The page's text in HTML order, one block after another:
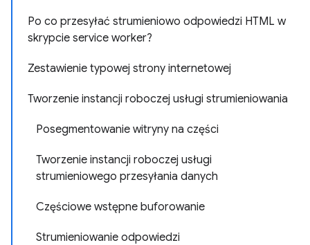
Po co przesyłać strumieniowo odpowiedzi HTML w
skrypcie service worker?
Zestawienie typowej strony internetowej
Tworzenie instancji roboczej usługi strumieniowania
Posegmentowanie witryny na części
Tworzenie instancji roboczej usługi
strumieniowego przesyłania danych
Częściowe wstępne buforowanie
Strumieniowanie odpowiedzi